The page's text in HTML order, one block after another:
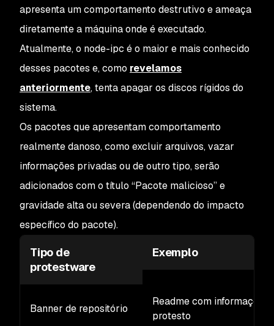
apresenta um comportamento destrutivo e ameaça
diretamente a máquina onde é executado.
Atualmente, o node-ipc é o maior e mais conhecido
desses pacotes e, como revelamos
anteriormente, tenta apagar os discos rígidos do
sistema.
Os pacotes que apresentam comportamento
realmente danoso, como excluir arquivos, vazar
informações privadas ou de outro tipo, serão
adicionados com o título “Pacote malicioso” e
gravidade alta ou severa (dependendo do impacto
específico do pacote).
Tipo de
protestware
Exemplo
Banner de repositório
Readme com informações
protesto